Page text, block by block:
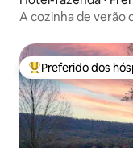
A cozinha de verão
Entre os melhores
Preferido dos